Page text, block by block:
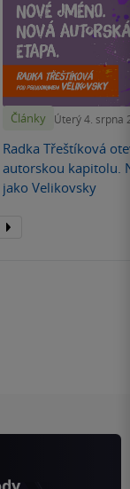
Články Úterý 4. srpna
Radka Třeštíková
autorskou kapitolu.
jako Velikovsky